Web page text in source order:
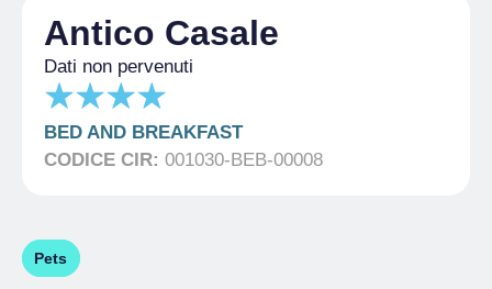
Antico Casale
Dati non pervenuti
BED AND BREAKFAST
CODICE CIR: 001030-BEB-00008
Pets